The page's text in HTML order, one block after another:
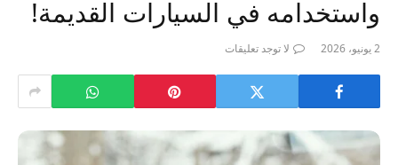
واستخدامه في السيارات القديمة!
2 يونيو، 2026 لا توجد تعليقات